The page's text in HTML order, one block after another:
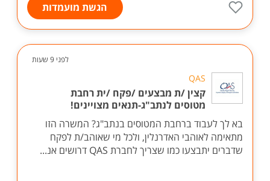
הגשת מועמדות
לפני 9 שעות
QAS
קצין /ת מבצעים /פקח /ית רחבת
מטוסים לנתב"ג-תנאים מצויינים!
בא לך לעבוד ברחבת המטוסים בנתב"ג? המשרה הזו
מתאימה לאוהבי האדרנלין, ולכל מי שאוהב/ת לפקח
שדברים יתבצעו כמו שצריך לחברת QAS דרושים אנ...